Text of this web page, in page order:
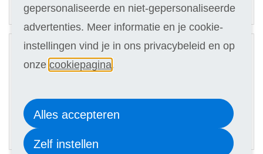
(keuze in stap 3)
Digitale cursus
219
Of in termijnen:
(keuze in stap 3)
2
gepersonaliseerde en niet-gepersonaliseerde
advertenties. Meer informatie en je cookie-
instellingen vind je in ons privacybeleid en op
onze cookiepagina .
Alles accepteren
Zelf instellen